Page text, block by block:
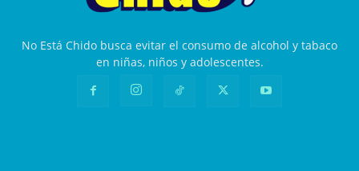
No Está Chido busca evitar el consumo de alcohol y tabaco
en niñas, niños y adolescentes.